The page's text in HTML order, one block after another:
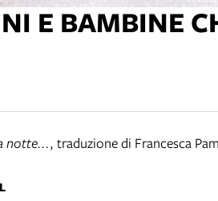
E BAMBINE
notte..., traduzione di Francesca